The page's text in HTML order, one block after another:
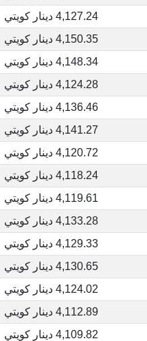
4,127.24 دينار كويتي
4,150.35 دينار كويتي
4,148.34 دينار كويتي
4,124.28 دينار كويتي
4,136.46 دينار كويتي
4,141.27 دينار كويتي
4,120.72 دينار كويتي
4,118.24 دينار كويتي
4,119.61 دينار كويتي
4,133.28 دينار كويتي
4,129.33 دينار كويتي
4,130.65 دينار كويتي
4,124.02 دينار كويتي
4,112.89 دينار كويتي
4,109.82 دينار كويتي